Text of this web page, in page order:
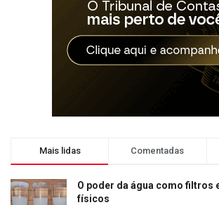
Mais lidas Comentadas
O poder da água como filtros
físicos